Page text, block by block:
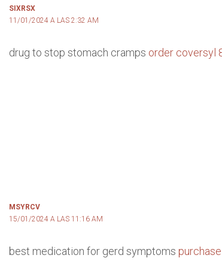
SIXRSX
11/01/2024 A LAS 2:32 AM
drug to stop stomach cramps order coversyl
MSYRCV
15/01/2024 A LAS 11:16 AM
best medication for gerd symptoms